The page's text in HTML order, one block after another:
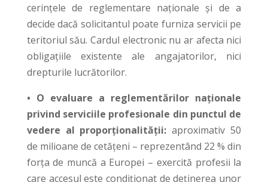
cerințele de reglementare naționale și de a
decide dacă solicitantul poate furniza servicii pe
teritoriul său. Cardul electronic nu ar afecta nici
obligațiile existente ale angajatorilor, nici
drepturile lucrătorilor.
• O evaluare a reglementărilor naționale
privind serviciile profesionale din punctul de
vedere al proporționalității: aproximativ 50
de milioane de cetățeni – reprezentând 22 % din
forța de muncă a Europei – exercită profesii la
care accesul este condiționat de deținerea unor